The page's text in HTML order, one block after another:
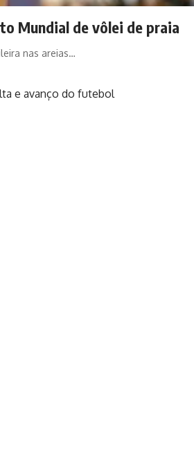
Mundial de vôlei de praia
nas areias…